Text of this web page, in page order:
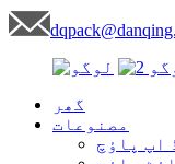
گھر
مصنوعات
اپ پاؤچ